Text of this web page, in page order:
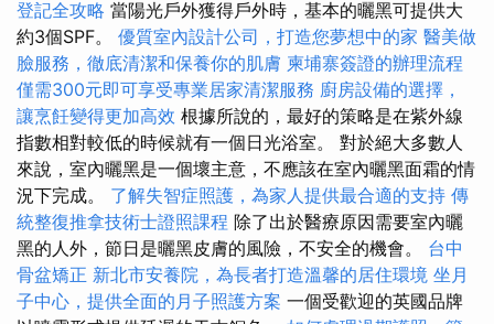
登記全攻略 當陽光戶外獲得戶外時，基本的曬黑可提供大
約3個SPF。 優質室內設計公司，打造您夢想中的家 醫美做
臉服務，徹底清潔和保養你的肌膚 柬埔寨簽證的辦理流程
僅需300元即可享受專業居家清潔服務 廚房設備的選擇，
讓烹飪變得更加高效 根據所說的，最好的策略是在紫外線
指數相對較低的時候就有一個日光浴室。 對於絕大多數人
來說，室內曬黑是一個壞主意，不應該在室內曬黑面霜的情
況下完成。 了解失智症照護，為家人提供最合適的支持 傳
統整復推拿技術士證照課程 除了出於醫療原因需要室內曬
黑的人外，節日是曬黑皮膚的風險，不安全的機會。 台中
骨盆矯正 新北市安養院，為長者打造溫馨的居住環境 坐月
子中心，提供全面的月子照護方案 一個受歡迎的英國品牌